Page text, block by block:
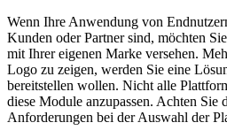
Wenn Ihre Anwendung von
Kunden oder Partner sind, möchten
mit Ihrer eigenen Marke versehen.
Logo zu zeigen, werden Sie eine
bereitstellen wollen. Nicht alle
diese Module anzupassen. Achten Sie
Anforderungen bei der Auswahl der